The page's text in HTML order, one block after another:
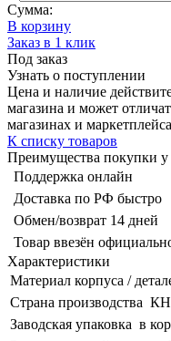
Сумма:
В корзину
Заказ в 1 клик
Под заказ
Узнать о поступлении
Цена и наличие
магазина и может
магазинах и
К списку товаров
Преимущества покупки у
Поддержка онлайн
Доставка по РФ быстро
Обмен/возврат 14 дней
Товар ввезён
Характеристики
Материал корпуса /
Страна производства
Заводская упаковка в